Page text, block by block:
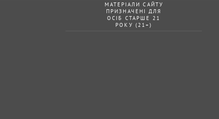
МАТЕРІАЛИ САЙТУ
ПРИЗНАЧЕНІ ДЛЯ
ОСІБ СТАРШЕ 21
РОКУ (21+)